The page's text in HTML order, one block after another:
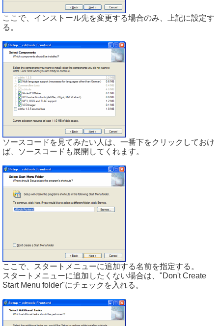
ここで、インストール先を変更する場合のみ、上記に設定す
る。
ソースコードを見てみたい人は、一番下をクリックしておけ
ば、ソースコードも展開してくれます。
ここで、スタートメニューに追加する名前を指定する。
スタートメニューに追加したくない場合は、"Don't Create
Start Menu folder"にチェックを入れる。